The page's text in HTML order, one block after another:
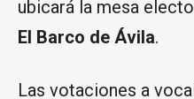
ubicará la mesa
El Barco de Ávila.
Las votaciones a